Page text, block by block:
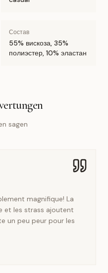
Состав
55% вискоза, 35%
полиэстер, 10% эластан
sagen
magnifique! La
et les strass ajoutent
un peu peur pour les